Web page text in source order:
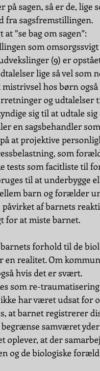
sagen, så er de, lige
fra sagsfremstillingen.
”se bag om sagen”:
som
(9) er
lige så vel som
hos børn også
og udtalelser
sig til at udtale sig
en sagsbehandler
at projektive
som
tests som facitliste til
til at underbygge
barn og forælder
af barnets
for at miste barnet.
forhold til de
realitet. Om
hvis det er svært.
som re-
har været udsat for
at barnet registrerer
samværet
oplever, at der
og de biologiske